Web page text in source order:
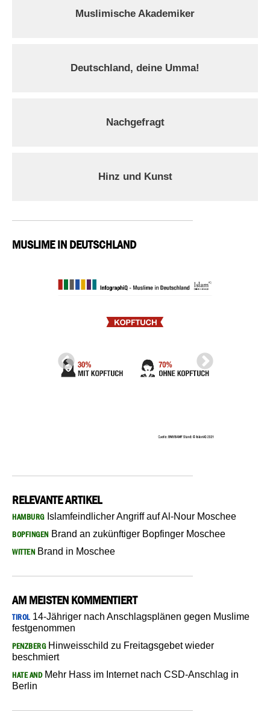
Muslimische Akademiker
Deutschland, deine Umma!
Nachgefragt
Hinz und Kunst
MUSLIME IN DEUTSCHLAND
RELEVANTE ARTIKEL
HAMBURGIslamfeindlicher Angriff auf Al-Nour Moschee
BOPFINGEN Brand an zukünftiger Bopfinger Moschee
WITTEN Brand in Moschee
AM MEISTEN KOMMENTIERT
TIROL14-Jähriger nach Anschlagsplänen gegen Muslime
festgenommen
PENZBERGHinweisschild zu Freitagsgebet wieder
beschmiert
HATE ANDMehr Hass im Internet nach CSD-Anschlag in
Berlin